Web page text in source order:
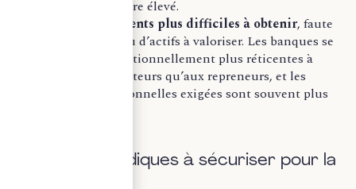
d’échec demeure élevé.
Des financements plus difficiles à obtenir, faute
d’historique ou d’actifs à valoriser. Les banques se
montrent traditionnellement plus réticentes à
prêter aux créateurs qu’aux repreneurs, et les
garanties personnelles exigées sont souvent plus
Les points juridiques à sécuriser pour la